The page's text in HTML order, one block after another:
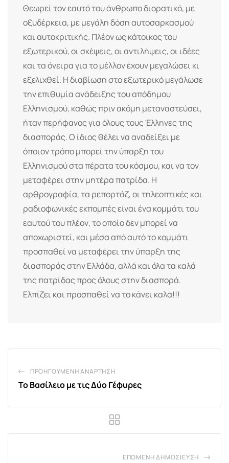
Θεωρεί τον εαυτό του άνθρωπο διορατικό, με
οξυδέρκεια, με μεγάλη δόση αυτοσαρκασμού
και αυτοκριτικής. Πλέον ως κάτοικος του
εξωτερικού, οι σκέψεις, οι αντιλήψεις, οι ιδέες
και τα όνειρα για το μέλλον έχουν μεγαλώσει κι
εξελιχθεί. Η διαβίωση στο εξωτερικό μεγάλωσε
την επιθυμία ανάδειξης του απόδημου
Ελληνισμού, καθώς πριν ακόμη μεταναστεύσει,
ήταν περήφανος για όλους τους Έλληνες της
διασποράς. Ο ίδιος θέλει να αναδείξει με
όποιον τρόπο μπορεί την ύπαρξη του
Ελληνισμού στα πέρατα του κόσμου, και να τον
μεταφέρει στην μητέρα πατρίδα. Η
αρθρογραφία, τα ρεπορτάζ, οι τηλεοπτικές και
ραδιοφωνικές εκπομπές είναι ένα κομμάτι του
εαυτού του πλέον, το οποίο δεν μπορεί να
αποχωριστεί, και μέσα από αυτό το κομμάτι
προσπαθεί να μεταφέρει την ύπαρξη της
διασποράς στην Ελλάδα, αλλά και όλα τα καλά
της πατρίδας προς όλους στην διασπορά.
Ελπίζει και προσπαθεί να το κάνει καλά!!!
ΠΡΟΗΓΟΎΜΕΝΗ ΑΝΆΡΤΗΣΗ
Το Βασίλειο με τις Δύο Γέφυρες
ΕΠΌΜΕΝΗ ΔΗΜΟΣΊΕΥΣΗ